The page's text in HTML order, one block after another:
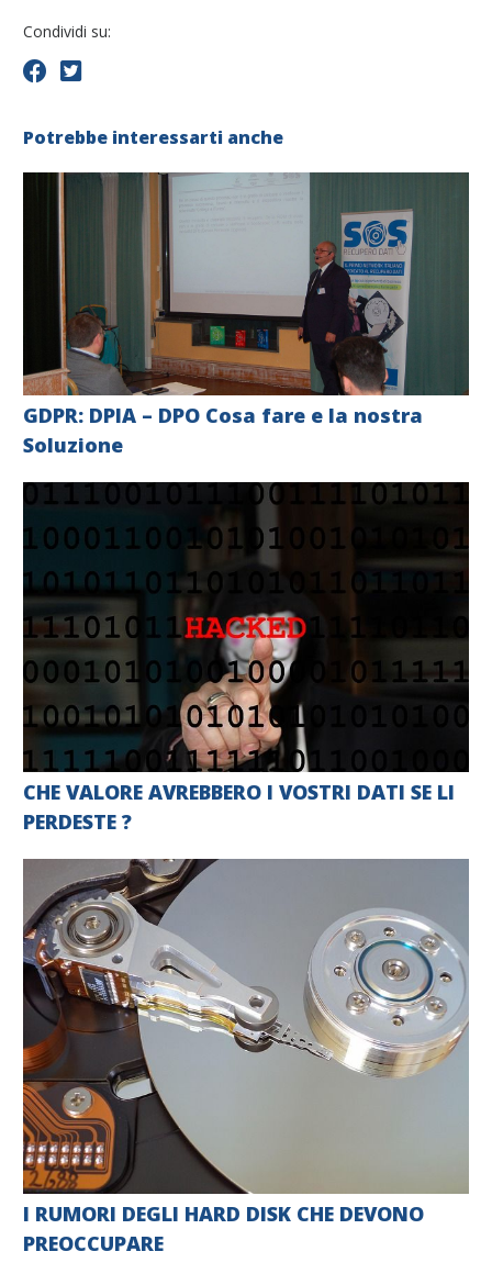
Condividi su:
Potrebbe interessarti anche
GDPR: DPIA – DPO Cosa fare e la nostra
Soluzione
CHE VALORE AVREBBERO I VOSTRI DATI SE LI
PERDESTE ?
I RUMORI DEGLI HARD DISK CHE DEVONO
PREOCCUPARE